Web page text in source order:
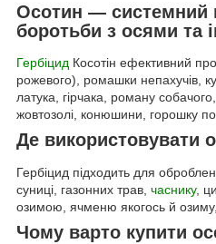
Осотин — системний
боротьби з осями та
Гербіцид Косотін ефективний
рожевого), ромашки непахучів,
латука, гірчака, роману
жовтозолі, конюшини, горошку
Де використовувати
Гербіцид підходить для
суниці, газонних трав, часнику,
озимою, ячменю якогось й
Чому варто купити